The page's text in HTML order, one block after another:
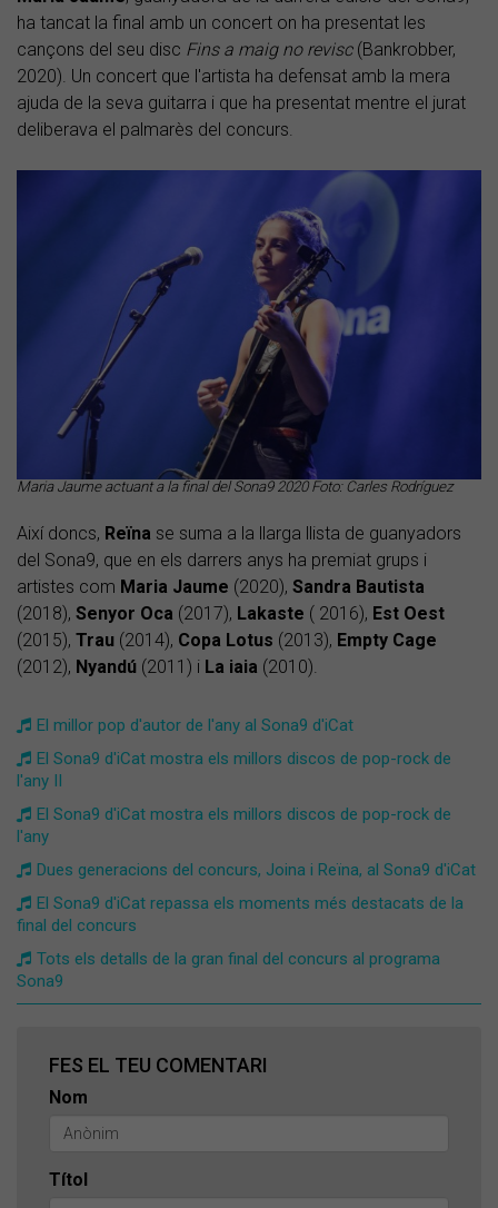
ha tancat la final amb un concert on ha presentat les
cançons del seu disc Fins a maig no revisc(Bankrobber,
2020). Un concert que l'artista ha defensat amb la mera
ajuda de la seva guitarra i que ha presentat mentre el jurat
deliberava el palmarès del concurs.
Maria Jaume actuant a la final del Sona9 2020 Foto: Carles Rodríguez
Així doncs, Reïna se suma a la llarga llista de guanyadors
del Sona9, que en els darrers anys ha premiat grups i
artistes com Maria Jaume (2020), Sandra Bautista
(2018), Senyor Oca (2017), Lakaste ( 2016), Est Oest
(2015), Trau (2014), Copa Lotus (2013), Empty Cage
(2012), Nyandú (2011) i La iaia (2010).
El millor pop d'autor de l'any al Sona9 d'iCat
El Sona9 d'iCat mostra els millors discos de pop-rock de
l'any II
El Sona9 d'iCat mostra els millors discos de pop-rock de
l'any
Dues generacions del concurs, Joina i Reïna, al Sona9 d'iCat
El Sona9 d'iCat repassa els moments més destacats de la
final del concurs
Tots els detalls de la gran final del concurs al programa
Sona9
FES EL TEU COMENTARI
Nom
Títol